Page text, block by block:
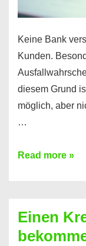
Keine Bank
Kunden.
diesem Grund
möglich, aber
…
Ist
Festvertrag
für
Read more »
Einen